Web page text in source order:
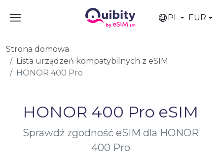
PL EUR
Strona domowa
Lista urządzeń kompatybilnych z eSIM
HONOR 400 Pro
HONOR 400 Pro eSIM
Sprawdź zgodność eSIM dla HONOR
400 Pro